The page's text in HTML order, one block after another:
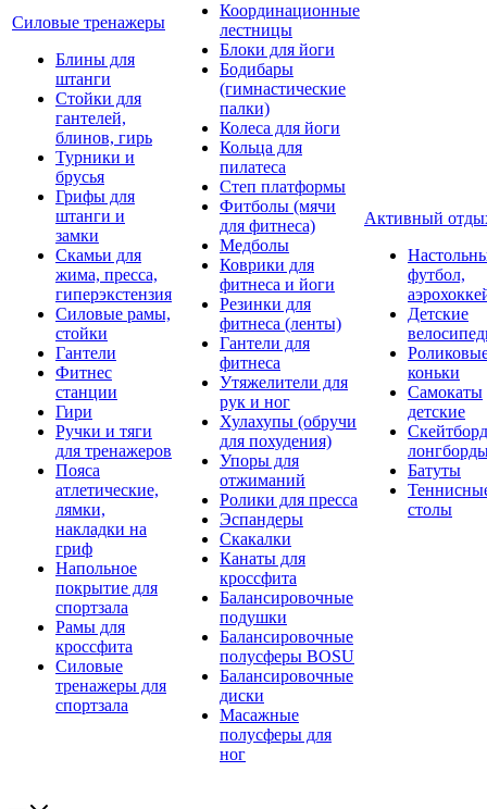
Силовые тренажеры
Блины для
штанги
Стойки для
гантелей,
блинов, гирь
Турники и
брусья
Грифы для
штанги и
замки
Скамьи для
жима, пресса,
гиперэкстензия
Силовые рамы,
стойки
Гантели
Фитнес
станции
Гири
Ручки и тяги
для тренажеров
Пояса
атлетические,
лямки,
накладки на
гриф
Напольное
покрытие для
спортзала
Рамы для
кроссфита
Силовые
тренажеры для
спортзала
Координационные
лестницы
Блоки для йоги
Бодибары
(гимнастические
палки)
Колеса для йоги
Кольца для
пилатеса
Степ платформы
Фитболы (мячи
для фитнеса)
Медболы
Коврики для
фитнеса и йоги
Резинки для
фитнеса (ленты)
Гантели для
фитнеса
Утяжелители для
рук и ног
Хулахупы (обручи
для похудения)
Упоры для
отжиманий
Ролики для пресса
Эспандеры
Скакалки
Канаты для
кроссфита
Балансировочные
подушки
Балансировочные
полусферы BOSU
Балансировочные
диски
Масажные
полусферы для
ног
Активный
футбол,
Детские
коньки
Самокаты
детские
Батуты
столы